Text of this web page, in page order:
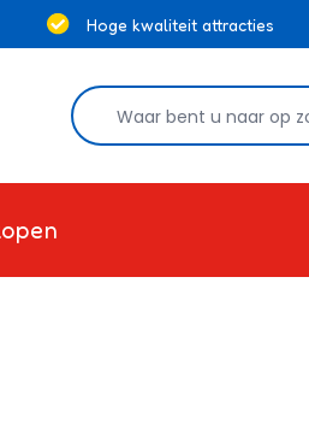
Hoge kwaliteit attracties